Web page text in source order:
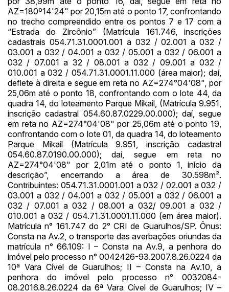
AZ=180º14'24" por 20,15m até o ponto 17, confrontando
no trecho compreendido entre os pontos 7 e 17 com a
“Estrada do Zircônio” (Matrícula 161.746, inscrições
cadastrais 054.71.31.0001.001 a 032 / 02.001 a 032 /
03.001 a 032 / 04.001 a 032 / 05.001 a 032 / 06.001 a
032 / 07.001 a 32 / 08.001 a 032 / 09.001 a 032 /
010.001 a 032 / 054.71.31.0001.11.000 (área maior); daí,
deflete à direita e segue em reta no AZ=274°04'08", por
25,06m até o ponto 18, confrontando com o lote 44, da
quadra 14, do loteamento Parque Mikail, (Matrícula 9.951,
inscrição cadastral 054.60.87.0229.00.000); daí, segue
em reta no AZ=274°04'08" por 25,06m até o ponto 19,
confrontando com o lote 01, da quadra 14, do loteamento
Parque Mikail (Matrícula 9.951, inscrição cadastral
054.60.87.0190.00.000); daí, segue em reta no
AZ=274°04'08" por 2,01m até o ponto 1, início da
descrição”, encerrando a área de 30.598m².
Contribuintes: 054.71.31.0001.001 a 032 / 02.001 a 032 /
03.001 a 032 / 04.001 a 032 / 05.001 a 032 / 06.001 a
032 / 07.001 a 032 / 08.001 a 032/ 09.001 a 032 /
010.001 a 032 / 054.71.31.0001.11.000 (em área maior).
Matrícula n° 161.747 do 2° CRI de Guarulhos/SP. Ônus:
Consta na Av.2, o transporte das averbações oriundas da
matrícula n° 66.109: I – Consta na Av.9, a penhora do
imóvel pelo processo n° 0042426-93.2007.8.26.0224 da
10ª Vara Cível de Guarulhos; II – Consta na Av.10, a
penhora do imóvel pelo processo n° 0032084-
08.2016.8.26.0224 da 6ª Vara Cível de Guarulhos; IV –